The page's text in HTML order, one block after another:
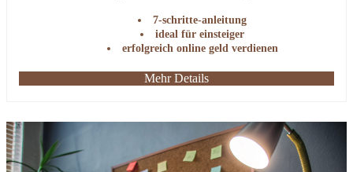
7-schritte-anleitung
ideal für einsteiger
erfolgreich online geld verdienen
Mehr Details